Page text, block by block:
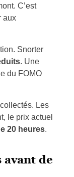
C’est
aux
Snorter
. Une
du FOMO
Les
le prix actuel
20 heures.
de